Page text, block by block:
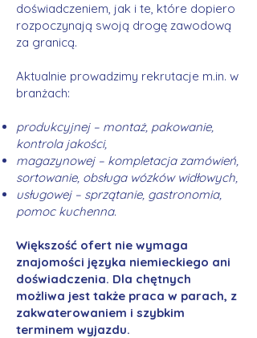
doświadczeniem, jak i te, które dopiero
rozpoczynają swoją drogę zawodową
za granicą.
Aktualnie prowadzimy rekrutacje m.in. w
branżach:
produkcyjnej – montaż, pakowanie,
kontrola jakości,
magazynowej – kompletacja zamówień,
sortowanie, obsługa wózków widłowych,
usługowej – sprzątanie, gastronomia,
pomoc kuchenna.
Większość ofert nie wymaga
znajomości języka niemieckiego ani
doświadczenia. Dla chętnych
możliwa jest także praca w parach, z
zakwaterowaniem i szybkim
terminem wyjazdu.